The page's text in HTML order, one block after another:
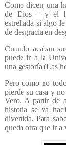
Como dicen, una
de Dios – y el
estrellada si algo
de desgracia en
Cuando acaban
puede ir a la
una gestoría (Las
Pero como no
pierde su casa y
Vero. A partir de
historia se va
divertida. Para
queda otra que ir a